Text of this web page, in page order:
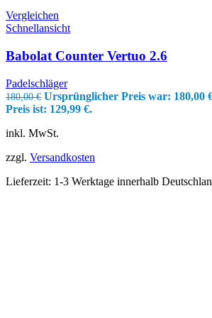
Vergleichen
Schnellansicht
Babolat Counter Vertuo 2.6
Padelschläger
180,00€ Ursprünglicher Preis war: 180,00
Preis ist: 129,99 €.
inkl. MwSt.
zzgl. Versandkosten
Lieferzeit: 1-3 Werktage innerhalb